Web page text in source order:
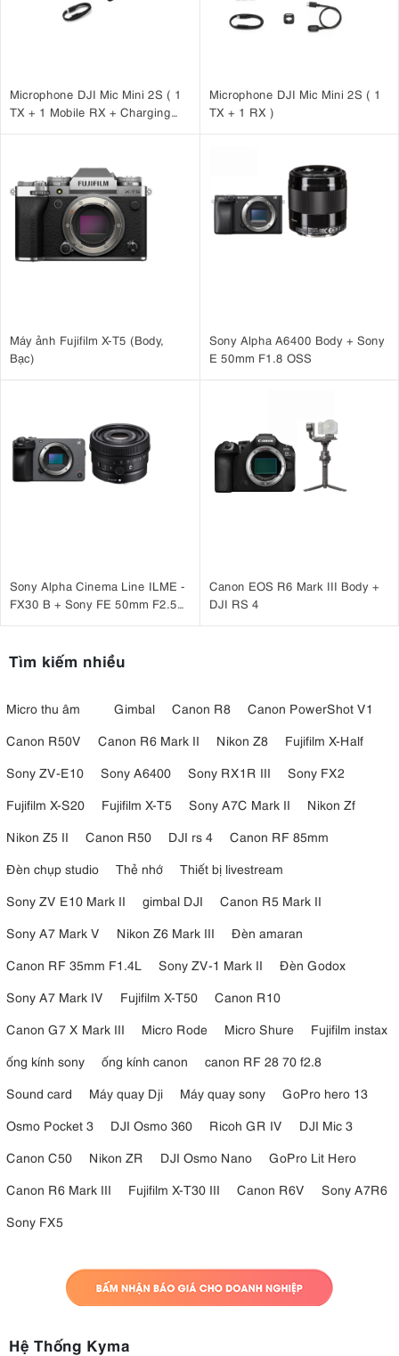
Microphone DJI Mic Mini 2S ( 1
TX + 1 Mobile RX + Charging
Microphone DJI Mic Mini 2S ( 1
TX + 1 RX )
Máy ảnh Fujifilm X-T5 (Body,
Bạc)
Sony Alpha A6400 Body + Sony
E 50mm F1.8 OSS
Sony Alpha Cinema Line ILME -
FX30 B + Sony FE 50mm F2.5
Canon EOS R6 Mark III Body +
DJI RS 4
Tìm kiếm nhiều
Micro thu âm Gimbal Canon R8
Canon PowerShot V1
Canon R50V
Canon R6 Mark II Nikon Z8
Fujifilm X-Half
Sony ZV-E10
Sony A6400 Sony RX1R III
Sony FX2
Fujifilm X-S20
Fujifilm X-T5 Sony A7C Mark II
Nikon Zf
Nikon Z5 II
Canon R50 DJI rs 4
Canon RF 85mm
Đèn chụp studio
Thẻ nhớ
Thiết bị livestream
Sony ZV E10 Mark II
gimbal DJI
Canon R5 Mark II
Sony A7 Mark V
Nikon Z6 Mark III
Đèn amaran
Canon RF 35mm F1.4L
Sony ZV-1 Mark II
Đèn Godox
Sony A7 Mark IV
Fujifilm X-T50
Canon R10
Canon G7 X Mark III
Micro Rode Micro Shure
Fujifilm instax
ống kính sony
ống kính canon
canon RF 28 70 f2.8
Sound card
Máy quay Dji Máy quay sony
GoPro hero 13
Osmo Pocket 3
DJI Osmo 360 Ricoh GR IV
DJI Mic 3
Canon C50
Nikon ZR DJI Osmo Nano
GoPro Lit Hero
Canon R6 Mark III
Fujifilm X-T30 III Canon R6V
Sony A7R6
Sony FX5
Hệ Thống Kyma